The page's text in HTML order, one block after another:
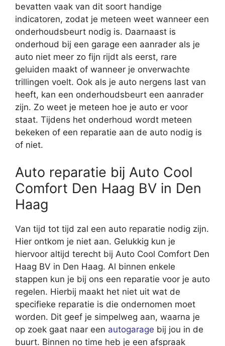
bevatten vaak van dit soort handige
indicatoren, zodat je meteen weet wanneer een
onderhoudsbeurt nodig is. Daarnaast is
onderhoud bij een garage een aanrader als je
auto niet meer zo fijn rijdt als eerst, rare
geluiden maakt of wanneer je onverwachte
trillingen voelt. Ook als je auto nergens last van
heeft, kan een onderhoudsbeurt een aanrader
zijn. Zo weet je meteen hoe je auto er voor
staat. Tijdens het onderhoud wordt meteen
bekeken of een reparatie aan de auto nodig is
of niet.
Auto reparatie bij Auto Cool
Comfort Den Haag BV in Den
Haag
Van tijd tot tijd zal een auto reparatie nodig zijn.
Hier ontkom je niet aan. Gelukkig kun je
hiervoor altijd terecht bij Auto Cool Comfort Den
Haag BV in Den Haag. Al binnen enkele
stappen kun je bij ons een reparatie voor je auto
regelen. Hierbij maakt het niet uit wat de
specifieke reparatie is die ondernomen moet
worden. Dit geef je simpelweg aan, waarna je
op zoek gaat naar een autogarage bij jou in de
buurt. Binnen no time heb je een afspraak